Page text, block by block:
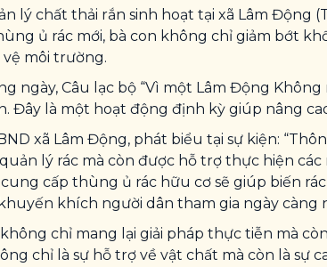
lý chất thải rắn sinh hoạt tại xã Lâm Động
ủ rác mới, bà con không chỉ giảm bớt
môi trường.
ngày, Câu lạc bộ “Vì một Lâm Động
Đây là một hoạt động định kỳ giúp nâng
xã Lâm Động, phát biểu tại sự kiện:
lý rác mà còn được hỗ trợ thực hiện
cấp thùng ủ rác hữu cơ sẽ giúp biến
khích người dân tham gia ngày càng
chỉ mang lại giải pháp thực tiễn mà
chỉ là sự hỗ trợ về vật chất mà còn là sự